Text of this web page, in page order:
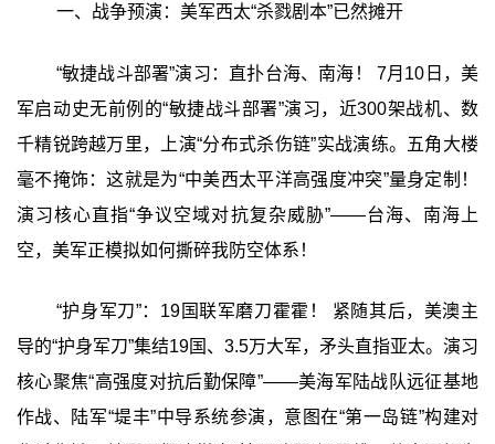
一、战争预演：美军西太“杀戮剧本”已然摊开
“敏捷战斗部署”演习：直扑台海、南海！ 7月10日，美
军启动史无前例的“敏捷战斗部署”演习，近300架战机、数
千精锐跨越万里，上演“分布式杀伤链”实战演练。五角大楼
毫不掩饰：这就是为“中美西太平洋高强度冲突”量身定制！
演习核心直指“争议空域对抗复杂威胁”——台海、南海上
空，美军正模拟如何撕碎我防空体系！
“护身军刀”：19国联军磨刀霍霍！ 紧随其后，美澳主
导的“护身军刀”集结19国、3.5万大军，矛头直指亚太。演习
核心聚焦“高强度对抗后勤保障”——美海军陆战队远征基地
作战、陆军“堤丰”中导系统参演，意图在“第一岛链”构建对